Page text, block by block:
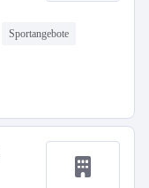
Sportangebote